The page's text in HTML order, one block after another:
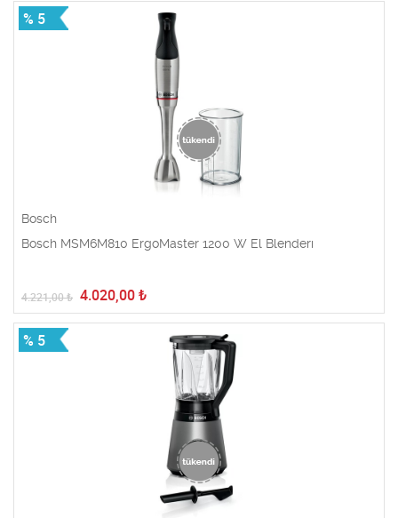
% 5
Bosch
Bosch MSM6M810 ErgoMaster 1200 W El Blenderı
4.221,00₺ 4.020,00 ₺
% 5